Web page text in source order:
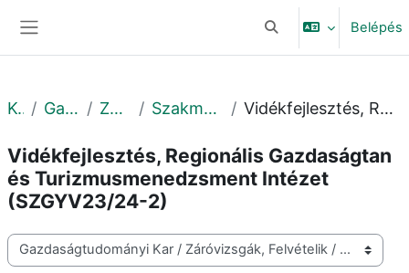
Keresési bemeneti
Belépés
Kurzusok Gazdaságtudományi Kar Záróvizsgák, Felvételik Szakmai gyakorlat védés 2023-2024 2. félév Vidékfejlesztés, Regionális Gazdaságtan és Turizmusmenedzsment Intézet (SZGYV23/24-2)
Vidékfejlesztés, Regionális Gazdaságtan
és Turizmusmenedzsment Intézet
(SZGYV23/24-2)
Kurzuskategóriák